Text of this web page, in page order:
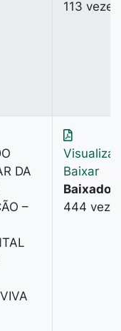
113 vezes
DA
–
Baixar
Baixado:
444